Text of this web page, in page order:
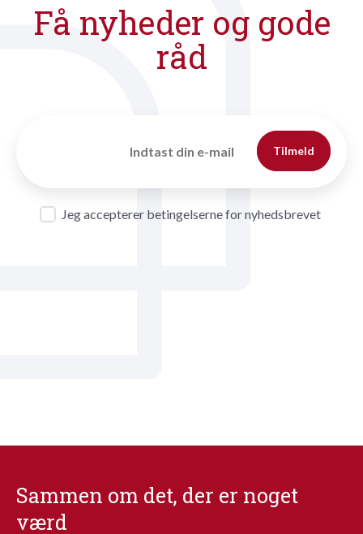
Få nyheder og gode
råd
Jeg accepterer betingelserne for nyhedsbrevet
Tilmeld
Sammen om det, der er noget
værd